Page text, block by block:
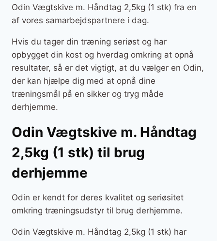
Odin Vægtskive m. Håndtag 2,5kg (1 stk) fra en
af vores samarbejdspartnere i dag.
Hvis du tager din træning seriøst og har
opbygget din kost og hverdag omkring at opnå
resultater, så er det vigtigt, at du vælger en Odin,
der kan hjælpe dig med at opnå dine
træningsmål på en sikker og tryg måde
derhjemme.
Odin Vægtskive m. Håndtag
2,5kg (1 stk) til brug
derhjemme
Odin er kendt for deres kvalitet og seriøsitet
omkring træningsudstyr til brug derhjemme.
Odin Vægtskive m. Håndtag 2,5kg (1 stk) har